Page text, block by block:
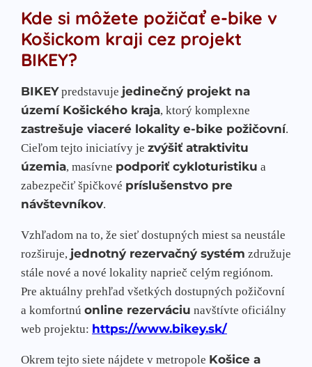
Kde si môžete požičať e-bike v
Košickom kraji cez projekt
BIKEY?
BIKEYpredstavuje jedinečný projekt na
území Košického kraja, ktorý komplexne
zastrešuje viaceré lokality e-bike požičovní.
Cieľom tejto iniciatívy je zvýšiť atraktivitu
územia, masívne podporiť cykloturistiku a
zabezpečiť špičkové príslušenstvo pre
návštevníkov.
Vzhľadom na to, že sieť dostupných miest sa neustále
rozširuje, jednotný rezervačný systém združuje
stále nové a nové lokality naprieč celým regiónom.
Pre aktuálny prehľad všetkých dostupných požičovní
a komfortnú online rezerváciu navštívte oficiálny
web projektu: https://www.bikey.sk/
Okrem tejto siete nájdete v metropole Košice a